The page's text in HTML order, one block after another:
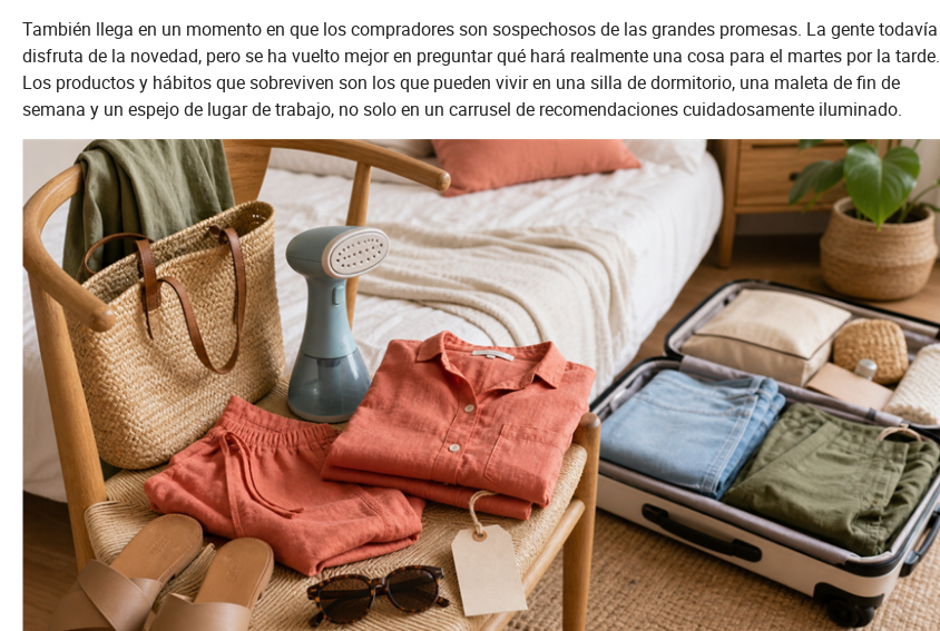
También llega en un momento en que los compradores son sospechosos de las grandes promesas. La gente todavía
disfruta de la novedad, pero se ha vuelto mejor en preguntar qué hará realmente una cosa para el martes por la tarde.
Los productos y hábitos que sobreviven son los que pueden vivir en una silla de dormitorio, una maleta de fin de
semana y un espejo de lugar de trabajo, no solo en un carrusel de recomendaciones cuidadosamente iluminado.